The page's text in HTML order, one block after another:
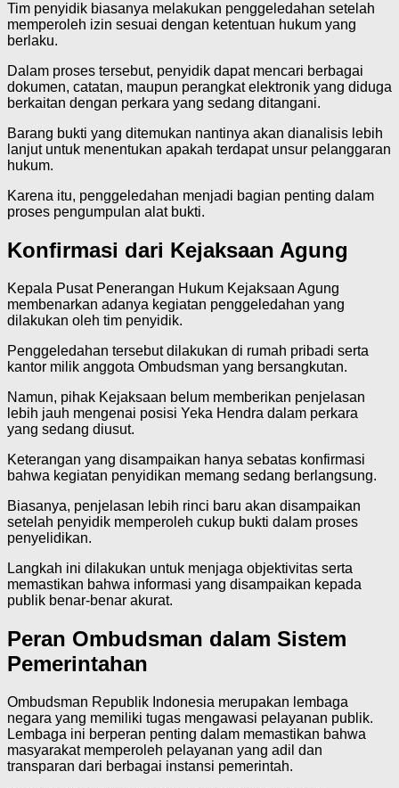
Tim penyidik biasanya melakukan penggeledahan setelah
memperoleh izin sesuai dengan ketentuan hukum yang
berlaku.
Dalam proses tersebut, penyidik dapat mencari berbagai
dokumen, catatan, maupun perangkat elektronik yang diduga
berkaitan dengan perkara yang sedang ditangani.
Barang bukti yang ditemukan nantinya akan dianalisis lebih
lanjut untuk menentukan apakah terdapat unsur pelanggaran
hukum.
Karena itu, penggeledahan menjadi bagian penting dalam
proses pengumpulan alat bukti.
Konfirmasi dari Kejaksaan Agung
Kepala Pusat Penerangan Hukum Kejaksaan Agung
membenarkan adanya kegiatan penggeledahan yang
dilakukan oleh tim penyidik.
Penggeledahan tersebut dilakukan di rumah pribadi serta
kantor milik anggota Ombudsman yang bersangkutan.
Namun, pihak Kejaksaan belum memberikan penjelasan
lebih jauh mengenai posisi Yeka Hendra dalam perkara
yang sedang diusut.
Keterangan yang disampaikan hanya sebatas konfirmasi
bahwa kegiatan penyidikan memang sedang berlangsung.
Biasanya, penjelasan lebih rinci baru akan disampaikan
setelah penyidik memperoleh cukup bukti dalam proses
penyelidikan.
Langkah ini dilakukan untuk menjaga objektivitas serta
memastikan bahwa informasi yang disampaikan kepada
publik benar-benar akurat.
Peran Ombudsman dalam Sistem
Pemerintahan
Ombudsman Republik Indonesia merupakan lembaga
negara yang memiliki tugas mengawasi pelayanan publik.
Lembaga ini berperan penting dalam memastikan bahwa
masyarakat memperoleh pelayanan yang adil dan
transparan dari berbagai instansi pemerintah.